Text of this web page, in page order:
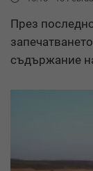
През
съдържание